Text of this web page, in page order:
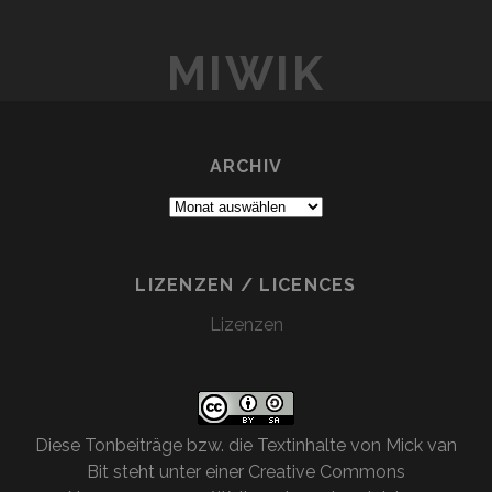
MIWIK
ARCHIV
Archiv
LIZENZEN / LICENCES
Lizenzen
Diese Tonbeiträge bzw. die Textinhalte von Mick van
Bit steht unter einer Creative Commons